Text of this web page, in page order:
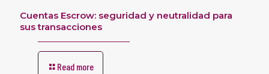
Cuentas Escrow: seguridad y neutralidad para
sus transacciones
Read more